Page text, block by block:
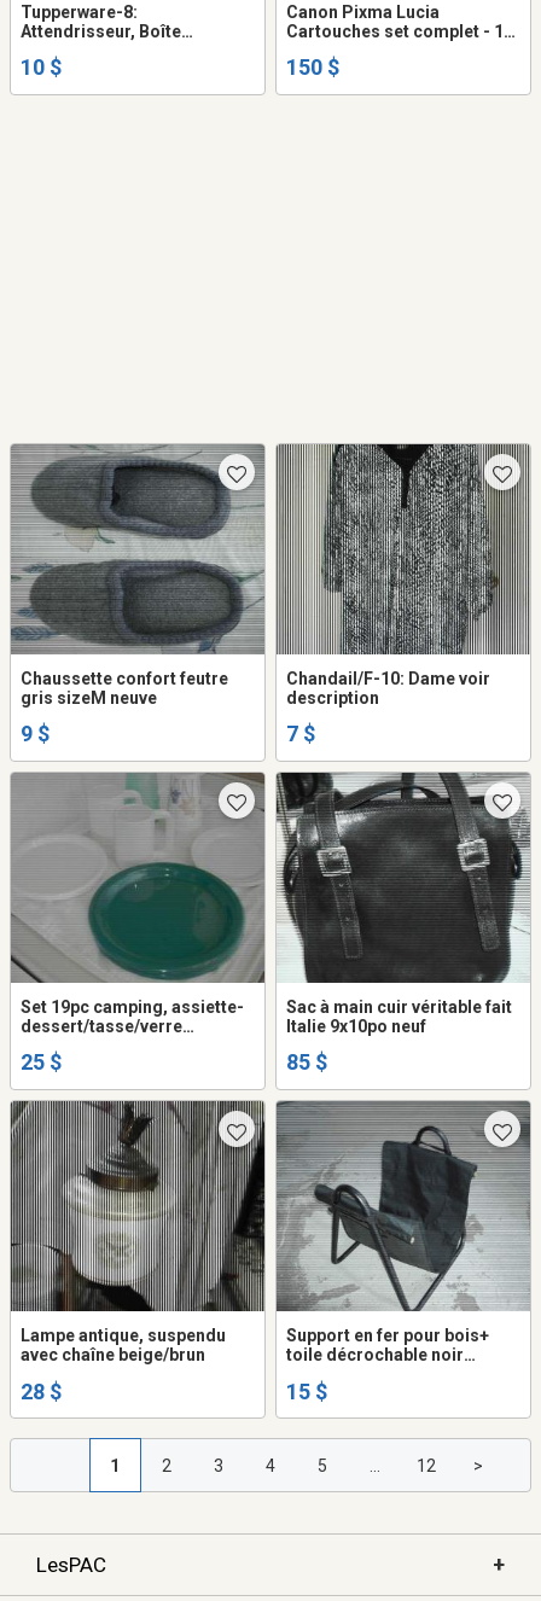
Tupperware-8:
Attendrisseur, Boîte
Pichet +couvert neuf
10 $
Canon Pixma Lucia
Cartouches set complet - 10
150 $
Chaussette confort feutre
gris sizeM neuve
9 $
Chandail/F-10: Dame voir
description
7 $
Set 19pc camping, assiette-
dessert/tasse/verre
25 $
Sac à main cuir véritable fait
Italie 9x10po neuf
85 $
Lampe antique, suspendu
avec chaîne beige/brun
28 $
Support en fer pour bois+
toile décrochable noir
15 $
1 2 3 4 5 12 >
LesPAC +